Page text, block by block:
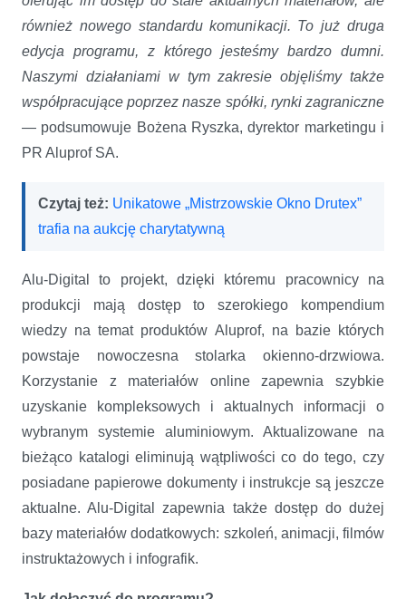
również nowego standardu komunikacji. To już druga
edycja programu, z którego jesteśmy bardzo dumni.
Naszymi działaniami w tym zakresie objęliśmy także
współpracujące poprzez nasze spółki, rynki zagraniczne
— podsumowuje Bożena Ryszka, dyrektor marketingu i
PR Aluprof SA.
Czytaj też: Unikatowe „Mistrzowskie Okno Drutex”
trafia na aukcję charytatywną
Alu-Digital to projekt, dzięki któremu pracownicy na
produkcji mają dostęp to szerokiego kompendium
wiedzy na temat produktów Aluprof, na bazie których
powstaje nowoczesna stolarka okienno-drzwiowa.
Korzystanie z materiałów online zapewnia szybkie
uzyskanie kompleksowych i aktualnych informacji o
wybranym systemie aluminiowym. Aktualizowane na
bieżąco katalogi eliminują wątpliwości co do tego, czy
posiadane papierowe dokumenty i instrukcje są jeszcze
aktualne. Alu-Digital zapewnia także dostęp do dużej
bazy materiałów dodatkowych: szkoleń, animacji, filmów
instruktażowych i infografik.